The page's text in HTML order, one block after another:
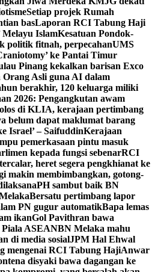
Setiap projek Rumah
basLaporan RCI Tabung Haji
Melayu IslamKesatuan Pondok-
politik fitnah, perpecahanUMS
ke Pantai Timur
Pinang kekalkan barisan Exco
Asli guna AI dalam
berakhir, 120 keluarga miliki
2026: Pengangkutan awam
di KLIA, kerajaan pertimbang
belum dapat maklumat barang
Israel’ – SaifuddinKerajaan
pemerkasaan pintu masuk
kepada fungsi sebenarRCI
heret segera pengkhianat ke
makin membimbangkan, gotong-
PH sambut baik BN
Bersatu pertimbang lapor
PN gugur automatikBapa lemas
ikanGol Pavithran bawa
ASEANBN Melaka mahu
di media sosialJPM Hal Ehwal
mengenai RCI Tabung HajiAnwar
disyaki bawa dagangan ke